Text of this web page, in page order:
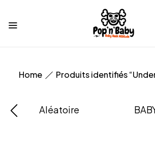
Home Produits identifiés
Aléatoire